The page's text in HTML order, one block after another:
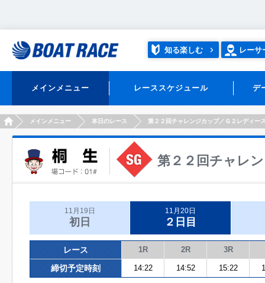
知る楽しむ レーサ
メインメニュー レーススケジュール デ
HOMEメインメニュー 本日のレース 第２２回チャレンジカップ／Ｇ２レディー
第２２回チャレ
11月19日
初日
11月20日
２日目
レース 1R 2R 3R
締切予定時刻 14:22 14:52 15:22